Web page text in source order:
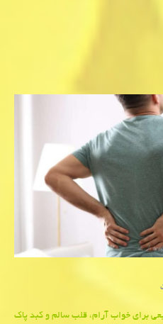
برای خواب آرام، قلب سالم و کبد پاک